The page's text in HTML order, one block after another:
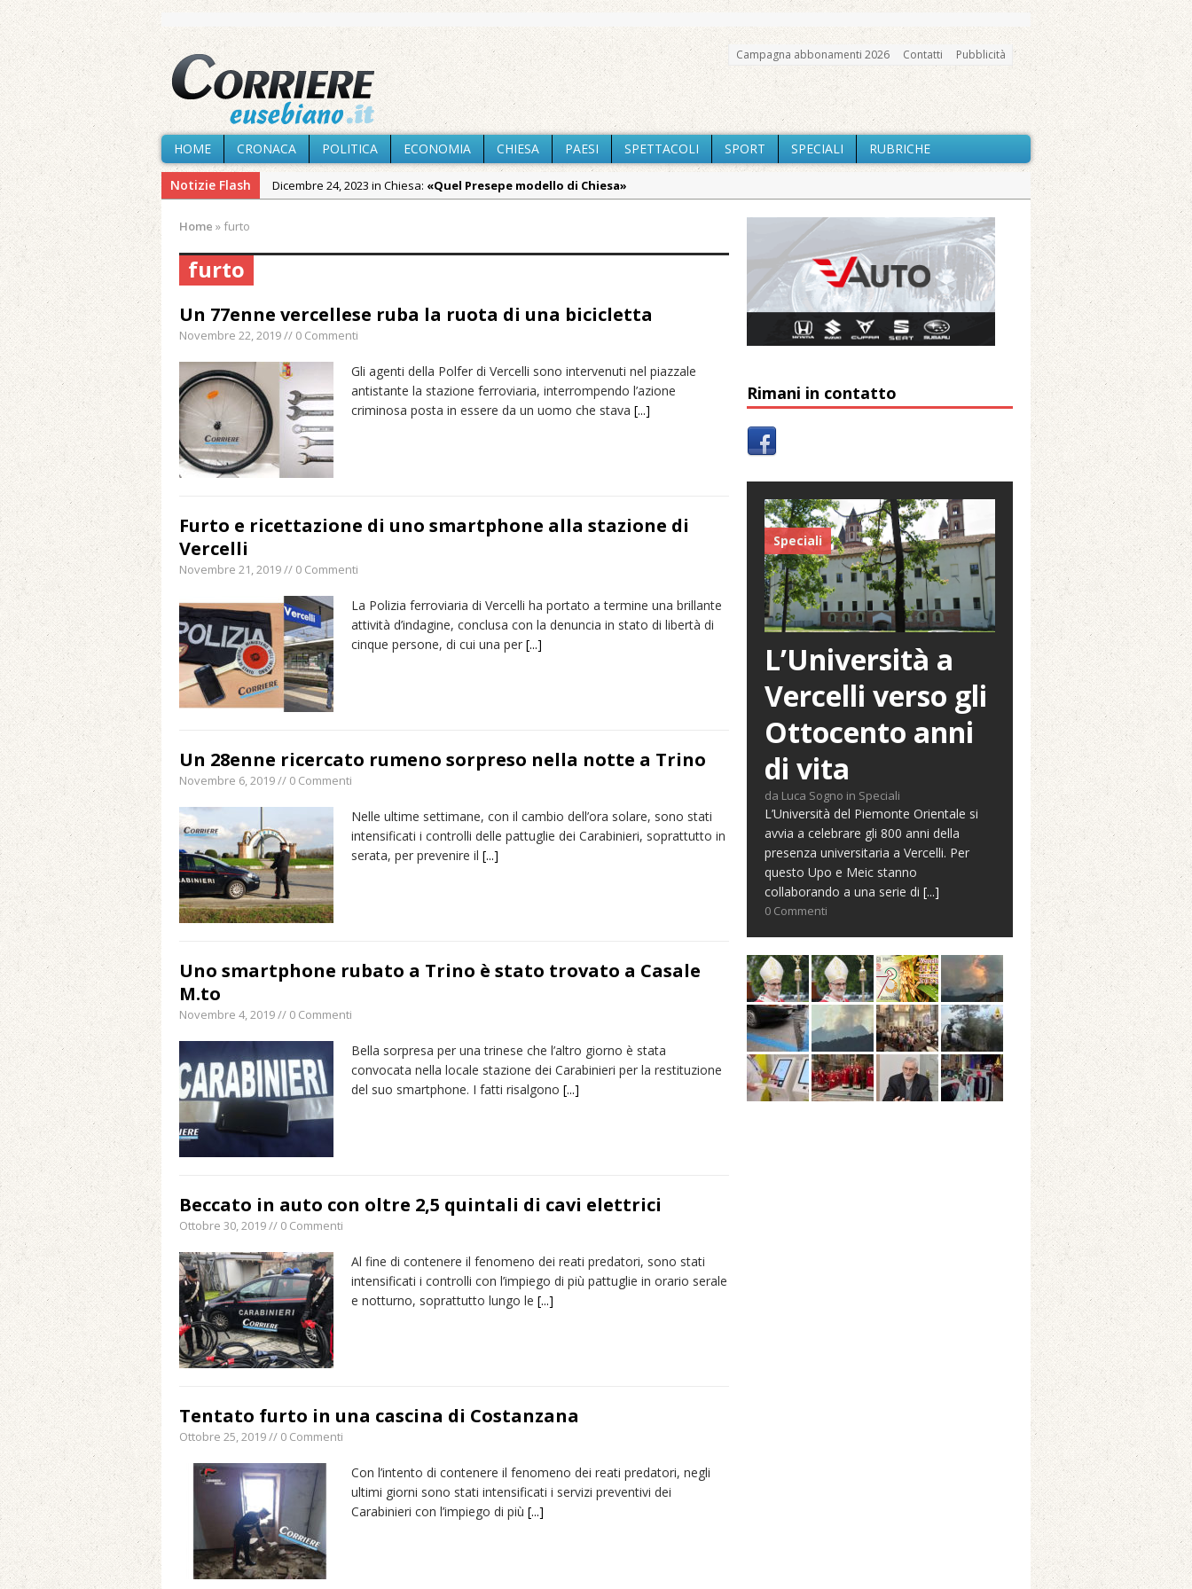
Campagna abbonamenti 2026 Contatti Pubblicità
HOME CRONACA POLITICA ECONOMIA CHIESA PAESI SPETTACOLI SPORT SPECIALI RUBRICHE
Notizie Flash Dicembre 24, 2023 in Chiesa: «Quel Presepe modello di Chiesa»
Incendio sul Monte Barone: si estende il fronte. Evacuato il rifugio e chiusi tutti i sentieri
Nuovo fronte delle fiamme: vasto incendio alle pendici del Monte Barone
Agosto 4, 2026 in Chiesa:Centinaia di vercellesi a Oropa per il pellegrinaggio diocesano
Agosto 3, 2026 in Cronaca:
Intervento dei vigili del fuoco per un incendio di sterpaglie a Caresanablot
Maggio 11, 2024 in Speciali:Dieci anni fa l’ingresso a Vercelli dell’arcivescovo mons. Marco Arnolfo
Home » furto
furto
Un 77enne vercellese ruba la ruota di una bicicletta
Novembre 22, 2019 // 0 Commenti
Gli agenti della Polfer di Vercelli sono intervenuti nel piazzale
antistante la stazione ferroviaria, interrompendo l’azione
criminosa posta in essere da un uomo che stava [...]
Furto e ricettazione di uno smartphone alla stazione di
Vercelli
Novembre 21, 2019 // 0 Commenti
La Polizia ferroviaria di Vercelli ha portato a termine una brillante
attività d’indagine, conclusa con la denuncia in stato di libertà di
cinque persone, di cui una per [...]
Un 28enne ricercato rumeno sorpreso nella notte a Trino
Novembre 6, 2019 // 0 Commenti
Nelle ultime settimane, con il cambio dell’ora solare, sono stati
intensificati i controlli delle pattuglie dei Carabinieri, soprattutto in
serata, per prevenire il [...]
Uno smartphone rubato a Trino è stato trovato a Casale
M.to
Novembre 4, 2019 // 0 Commenti
Bella sorpresa per una trinese che l’altro giorno è stata
convocata nella locale stazione dei Carabinieri per la restituzione
del suo smartphone. I fatti risalgono [...]
Beccato in auto con oltre 2,5 quintali di cavi elettrici
Ottobre 30, 2019 // 0 Commenti
Al fine di contenere il fenomeno dei reati predatori, sono stati
intensificati i controlli con l’impiego di più pattuglie in orario serale
e notturno, soprattutto lungo le [...]
Tentato furto in una cascina di Costanzana
Ottobre 25, 2019 // 0 Commenti
Con l’intento di contenere il fenomeno dei reati predatori, negli
ultimi giorni sono stati intensificati i servizi preventivi dei
Carabinieri con l’impiego di più [...]
Rimani in contatto
Speciali
L’Università a
Vercelli verso gli
Ottocento anni
di vita
da Luca Sogno in Speciali
L’Università del Piemonte Orientale si
avvia a celebrare gli 800 anni della
presenza universitaria a Vercelli. Per
questo Upo e Meic stanno
collaborando a una serie di [...]
0 Commenti